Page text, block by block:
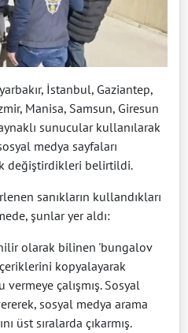
İstanbul, Gaziantep,
Manisa, Samsun, Giresun
sunucular kullanılarak
medya sayfaları
değiştirdikleri belirtildi.
sanıkların kullandıkları
şunlar yer aldı:
olarak bilinen 'bungalov
kopyalayarak
çalışmış. Sosyal
sosyal medya arama
üst sıralarda çıkarmış.